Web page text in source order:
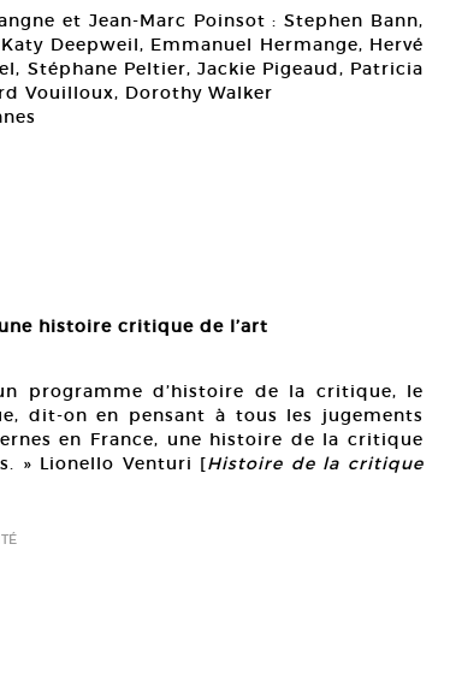
et Jean-Marc Poinsot : Stephen Bann,
Deepweil, Emmanuel Hermange, Hervé
Stéphane Peltier, Jackie Pigeaud, Patricia
Vouilloux, Dorothy Walker
histoire critique de l’art
programme d’histoire de la critique, le
dit-on en pensant à tous les jugements
en France, une histoire de la critique
» Lionello Venturi [Histoire de la critique